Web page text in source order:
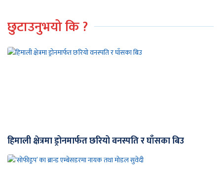
छुटाउनुभयो कि ?
हिमाली क्षेत्रमा ड्रोनमार्फत छरियो वनस्पति र घाँसका बिउ